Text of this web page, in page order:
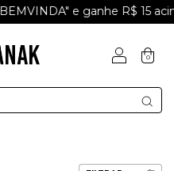
ganhe R$ 15 acima de R$199
0